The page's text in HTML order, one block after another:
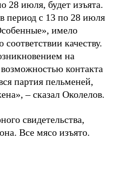
28 июля, будет изъята.
период с 13 по 28 июля
имело
качеству.
на
контакта
партия пельменей,
– сказал Околелов.
свидетельства,
Все мясо изъято.